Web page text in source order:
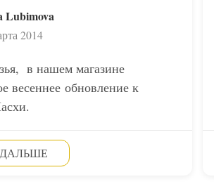
Lubimova
2014
в нашем магазине
весеннее обновление к